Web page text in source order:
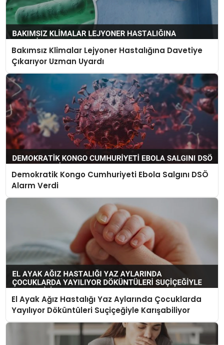
Bakımsız Klimalar Lejyoner Hastalığına Davetiye
Çıkarıyor Uzman Uyardı
Demokratik Kongo Cumhuriyeti Ebola Salgını DSÖ
Alarm Verdi
El Ayak Ağız Hastalığı Yaz Aylarında Çocuklarda
Yayılıyor Döküntüleri Suçiçeğiyle Karışabiliyor